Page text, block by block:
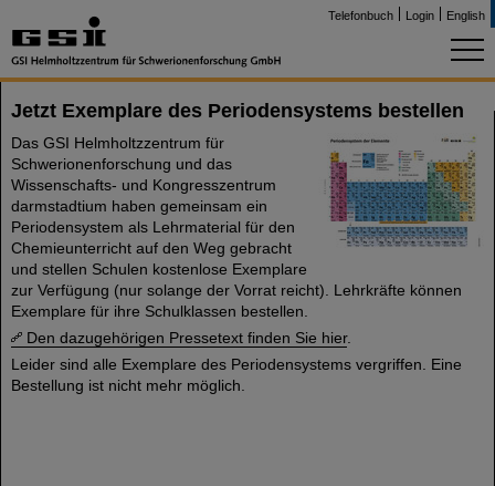
Telefonbuch Login English
Jetzt Exemplare des Periodensystems bestellen
Das GSI Helmholtzzentrum für
Schwerionenforschung und das
Wissenschafts- und Kongresszentrum
darmstadtium haben gemeinsam ein
Periodensystem als Lehrmaterial für den
Chemieunterricht auf den Weg gebracht
und stellen Schulen kostenlose Exemplare
zur Verfügung (nur solange der Vorrat reicht). Lehrkräfte können
Exemplare für ihre Schulklassen bestellen.
Den dazugehörigen Pressetext finden Sie hier.
Leider sind alle Exemplare des Periodensystems vergriffen. Eine
Bestellung ist nicht mehr möglich.